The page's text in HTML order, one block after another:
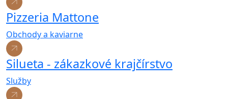
Pizzeria Mattone
Obchody a kaviarne
Silueta - zákazkové krajčírstvo
Služby